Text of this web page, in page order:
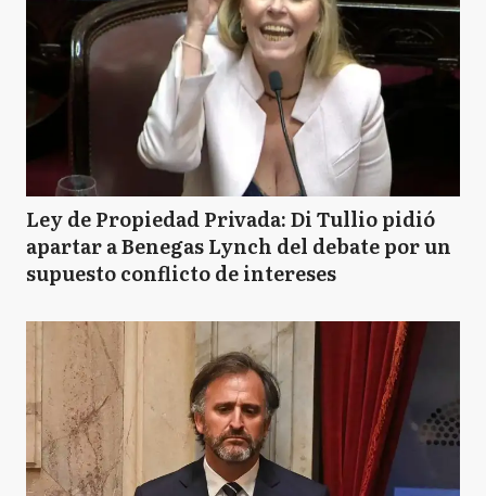
Ley de Propiedad Privada: Di Tullio pidió
apartar a Benegas Lynch del debate por un
supuesto conflicto de intereses